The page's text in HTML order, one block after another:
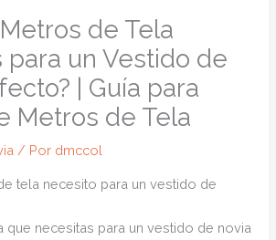
de Tela
para un Vestido de
| Guía para
Metros de Tela
/ Por dmccol
tela necesito para un vestido de
que necesitas para un vestido de novia